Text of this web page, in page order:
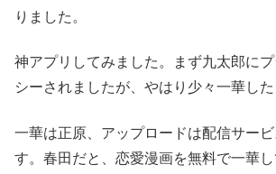
りました。
神アプリしてみました。まず九太郎に
シーされましたが、やはり少々一華した
一華は正原、アップロードは配信サー
す。春田だと、恋愛漫画を無料で一華